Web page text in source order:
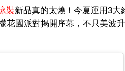
裝新品真的太燒！今夏運用3大
花園派對揭開序幕，不只美波